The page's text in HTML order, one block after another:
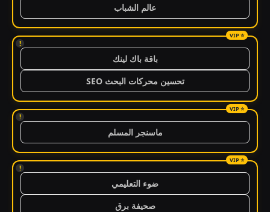
عالم الشباب
!
باقة باك لينك
تحسين محركات البحث SEO
!
ماسنجر المسلم
!
ضوء التعليمي
صحيفة برق